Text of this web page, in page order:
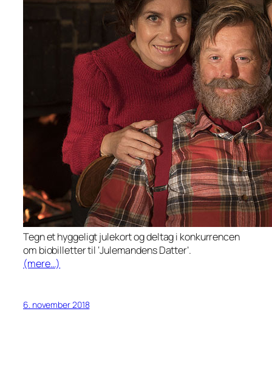
Tegn et hyggeligt julekort og deltag i konkurrencen
om biobilletter til ‘Julemandens Datter’.
(mere…)
6. november 2018